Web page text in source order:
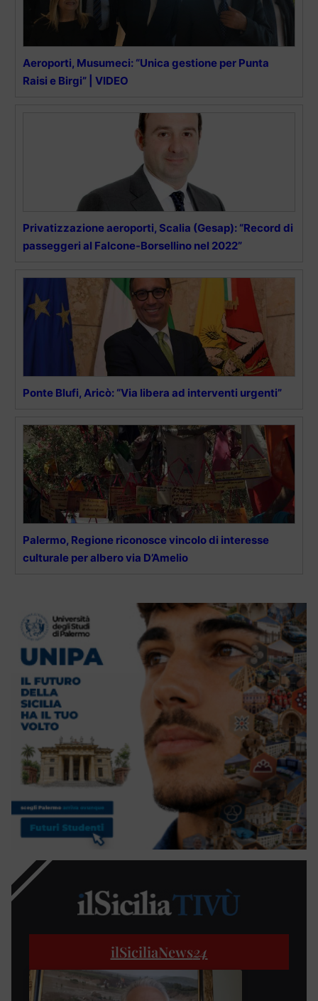
Aeroporti, Musumeci: “Unica gestione per Punta
Raisi e Birgi” | VIDEO
Privatizzazione aeroporti, Scalia (Gesap): “Record di
passeggeri al Falcone-Borsellino nel 2022”
Ponte Blufi, Aricò: “Via libera ad interventi urgenti”
Palermo, Regione riconosce vincolo di interesse
culturale per albero via D’Amelio
ilSiciliaNews24